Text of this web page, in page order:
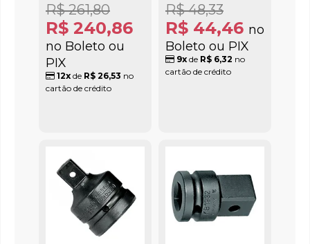
R$ 240,86
no Boleto ou
PIX
R$ 261,80
12x de R$ 26,53 no
cartão de crédito
R$ 44,46 no
Boleto ou PIX
R$ 48,33
9xde R$ 6,32 no
cartão de crédito